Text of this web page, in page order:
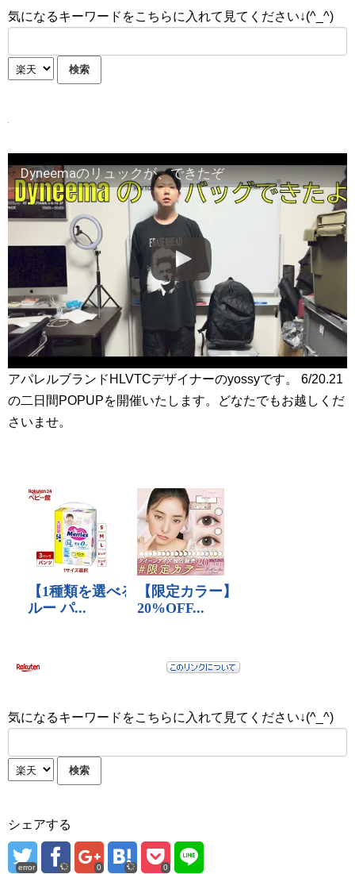
気になるキーワードをこちらに入れて見てください↓(^_^)
Dyneemaのリュックが、できたぞ
アパレルブランドHLVTCデザイナーのyossyです。 6/20.21
の二日間POPUPを開催いたします。どなたでもお越しくだ
さいませ。
気になるキーワードをこちらに入れて見てください↓(^_^)
シェアする
error 0 0